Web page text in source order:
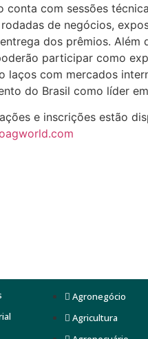
conta com sessões
de negócios,
dos prêmios. Além
participar como
laços com mercados
do Brasil como líder
e inscrições estão
Agronegócio
Agricultura